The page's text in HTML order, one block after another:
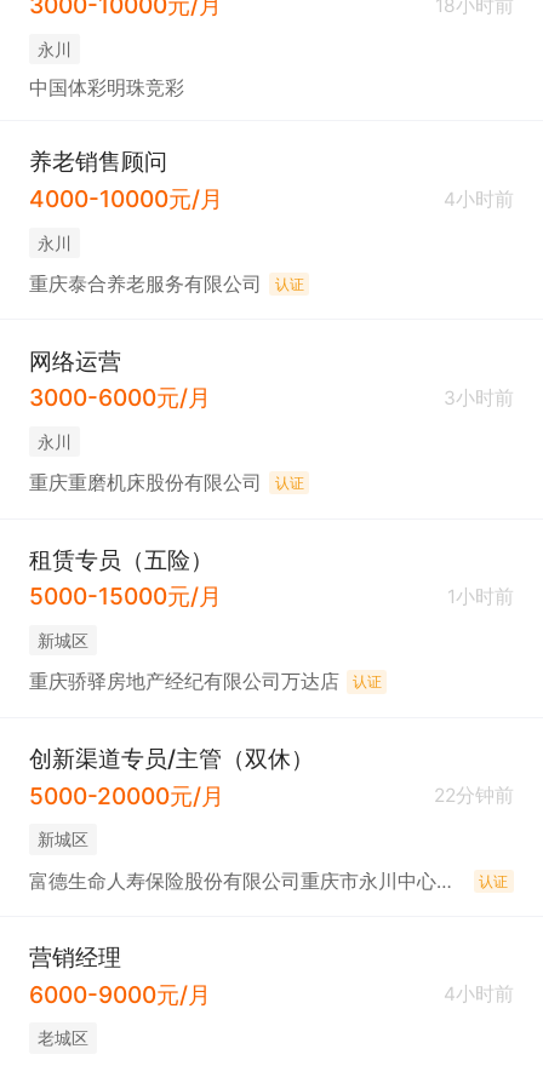
18小时前
永川
中国体彩明珠竞彩
养老销售顾问
4000-10000元/月
4小时前
永川
重庆泰合养老服务有限公司 认证
网络运营
3000-6000元/月
3小时前
永川
重庆重磨机床股份有限公司 认证
租赁专员（五险）
5000-15000元/月
1小时前
新城区
重庆骄驿房地产经纪有限公司万达店 认证
创新渠道专员/主管（双休）
5000-20000元/月
22分钟前
新城区
富德生命人寿保险股份有限公司重庆市永川中心支公司 认证
营销经理
6000-9000元/月
4小时前
老城区